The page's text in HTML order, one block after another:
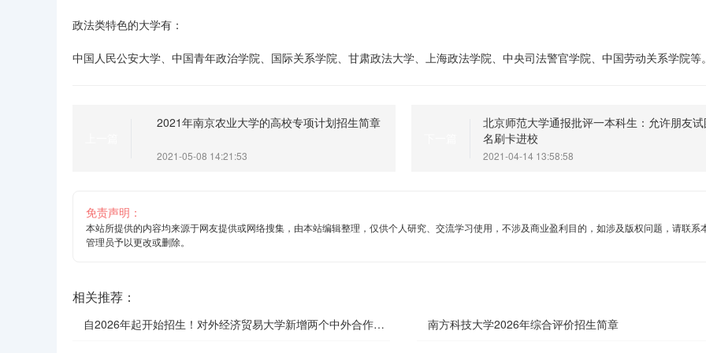
政法类特色的大学有：
中国人民公安大学、中国青年政治学院、国际关系学院、甘肃政法大学、上海政法学院、中央司法警官学院、中国劳动关系学院等。
2021年南京农业大学的高校专项计划招生简章
2021-05-08 14:21:53
北京师范大学通报批评一本科生：允许朋友试
名刷卡进校
2021-04-14 13:58:58
免责声明：
本站所提供的内容均来源于网友提供或网络搜集，由本站编辑整理，仅供个人研究、交流学习使用，不涉及商业盈利目的，如涉及版权问题，请联系
管理员予以更改或删除。
相关推荐：
自2026年起开始招生！对外经济贸易大学新增两个中外合作办 南方科技大学2026年综合评价招生简章